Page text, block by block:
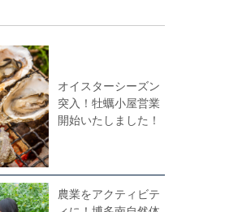
オイスターシーズン
突入！牡蠣小屋営業
開始いたしました！
農業をアクティビテ